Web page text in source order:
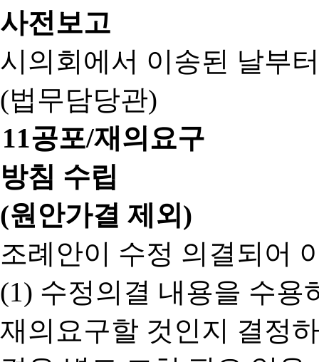
사전보고
시의회에서 이송된 날부
(법무담당관)
11공포/재의요구
방침 수립
(원안가결 제외)
조례안이 수정 의결되어
(1) 수정의결 내용을 수용
재의요구할 것인지 결정